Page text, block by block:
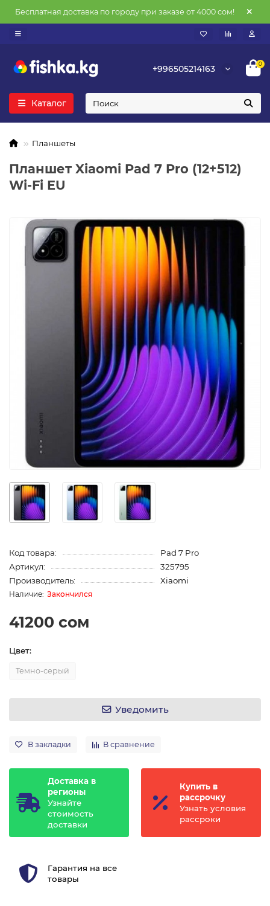
Бесплатная доставка по городу при заказе от 4000 сом!
+996505214163 0
Каталог
Планшеты
Планшет Xiaomi Pad 7 Pro (12+512)
Wi-Fi EU
Код товара:
Pad 7 Pro
Артикул:
325795
Производитель:
Xiaomi
Закончился
41200 сом
Цвет:
Темно-серый
Уведомить
В закладки В сравнение
Доставка в
регионы
Узнайте
стоимость
доставки
Купить в
рассрочку
Узнать условия
рассроки
Гарантия на все
товары